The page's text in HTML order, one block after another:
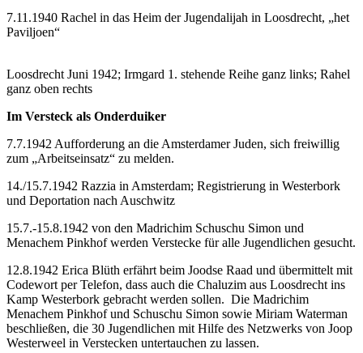
7.11.1940 Rachel in das Heim der Jugendalijah in Loosdrecht, „het
Paviljoen“
Loosdrecht Juni 1942; Irmgard 1. stehende Reihe ganz links; Rahel
ganz oben rechts
Im Versteck als Onderduiker
7.7.1942 Aufforderung an die Amsterdamer Juden, sich freiwillig
zum „Arbeitseinsatz“ zu melden.
14./15.7.1942 Razzia in Amsterdam; Registrierung in Westerbork
und Deportation nach Auschwitz
15.7.-15.8.1942 von den Madrichim Schuschu Simon und
Menachem Pinkhof werden Verstecke für alle Jugendlichen gesucht.
12.8.1942 Erica Blüth erfährt beim Joodse Raad und übermittelt mit
Codewort per Telefon, dass auch die Chaluzim aus Loosdrecht ins
Kamp Westerbork gebracht werden sollen. Die Madrichim
Menachem Pinkhof und Schuschu Simon sowie Miriam Waterman
beschließen, die 30 Jugendlichen mit Hilfe des Netzwerks von Joop
Westerweel in Verstecken untertauchen zu lassen.